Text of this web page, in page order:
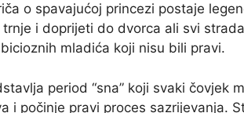
o spavajućoj princezi postaje
i doprijeti do dvorca ali svi
mladića koji nisu bili pravi.
period “sna” koji svaki čovjek
i počinje pravi proces sazrijevanja.